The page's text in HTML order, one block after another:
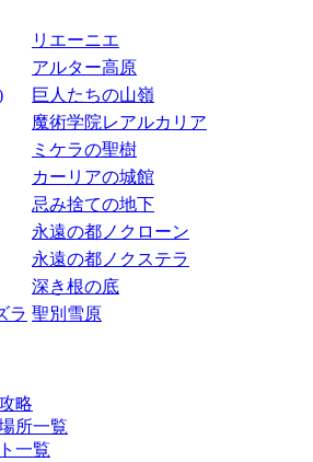
リエーニエ
アルター高原
巨人たちの山嶺
魔術学院レアルカリア
ミケラの聖樹
カーリアの城館
忌み捨ての地下
永遠の都ノクローン
永遠の都ノクステラ
深き根の底
ラ 聖別雪原
略
所一覧
一覧